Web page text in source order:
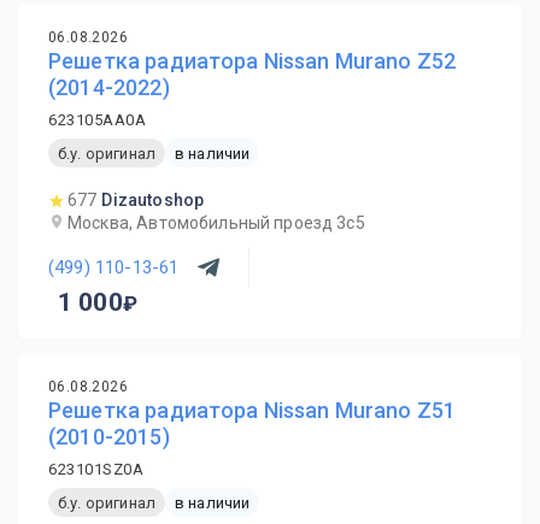
06.08.2026
Решетка радиатора Nissan Murano Z52
(2014-2022)
623105AA0A
б.у. оригинал
в наличии
677 Dizautoshop
Москва, Автомобильный проезд 3с5
(499) 110-13-61
1 000
06.08.2026
Решетка радиатора Nissan Murano Z51
(2010-2015)
623101SZ0A
б.у. оригинал
в наличии